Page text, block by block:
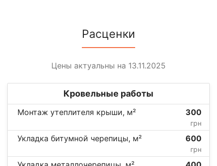
Расценки
Цены актуальны на 13.11.2025
Кровельные работы
Монтаж утеплителя крыши, м² 300
грн
Укладка битумной черепицы, м² 600
грн